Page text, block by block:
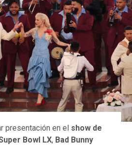
presentación en el show de
Bowl LX, Bad Bunny